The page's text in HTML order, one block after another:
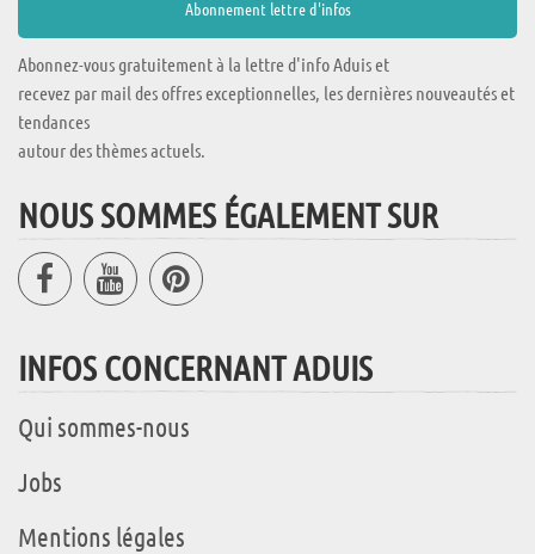
Abonnez-vous gratuitement à la lettre d'info Aduis et
recevez par mail des offres exceptionnelles, les dernières nouveautés et
tendances
autour des thèmes actuels.
NOUS SOMMES ÉGALEMENT SUR
INFOS CONCERNANT ADUIS
Qui sommes-nous
Jobs
Mentions légales